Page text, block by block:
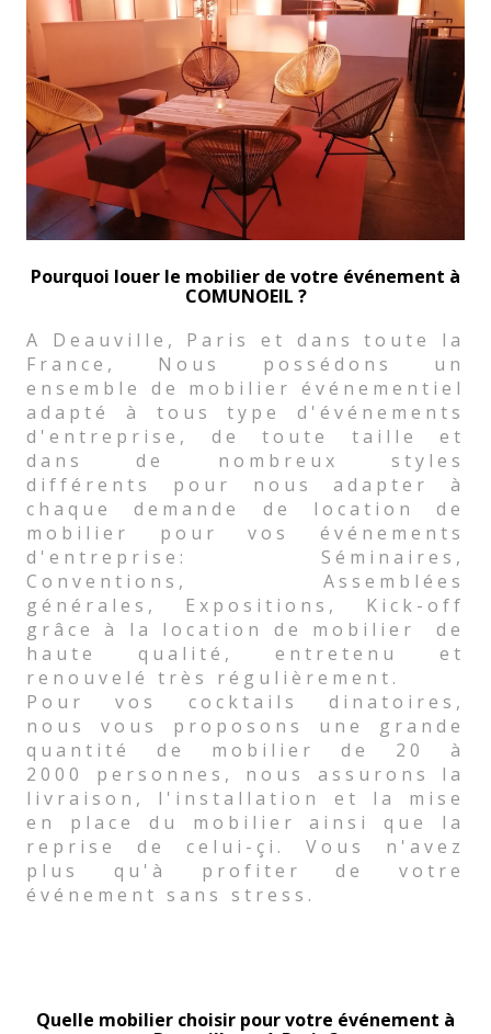
Pourquoi louer le mobilier de votre événement à
COMUNOEIL ?
A Deauville, Paris et dans toute la
France, Nous possédons un
ensemble de mobilier événementiel
adapté à tous type d'événements
d'entreprise, de toute taille et
dans de nombreux styles
différents pour nous adapter à
chaque demande de location de
mobilier pour vos événements
d'entreprise: Séminaires,
Conventions, Assemblées
générales, Expositions, Kick-off
grâce à la location de mobilier de
haute qualité, entretenu et
renouvelé très régulièrement.
Pour vos cocktails dinatoires,
nous vous proposons une grande
quantité de mobilier de 20 à
2000 personnes, nous assurons la
livraison, l'installation et la mise
en place du mobilier ainsi que la
reprise de celui-çi. Vous n'avez
plus qu'à profiter de votre
événement sans stress.
Quelle mobilier choisir pour votre événement à